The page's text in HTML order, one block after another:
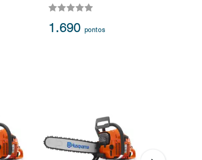
1.690 pontos